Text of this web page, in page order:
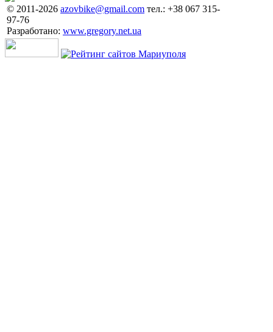
© 2011-2026 azovbike@gmail.com тел.: +38 067 315-
97-76
Разработано: www.gregory.net.ua